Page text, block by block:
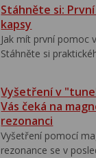
Stáhněte si:
kapsy
Jak mít první pomoc
Stáhněte si
Vyšetření v
Vás čeká na
rezonanci
Vyšetření pomocí
rezonance se v